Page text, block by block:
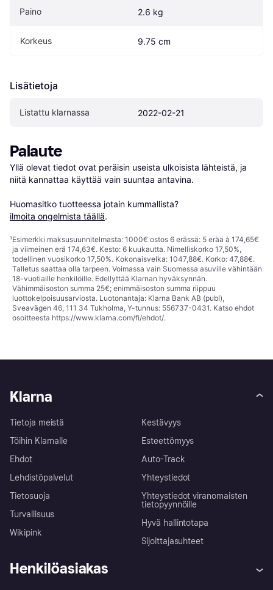
Paino 2.6 kg
Korkeus 9.75 cm
Lisätietoja
Listattu klarnassa 2022-02-21
Palaute
Yllä olevat tiedot ovat peräisin useista ulkoisista lähteistä, ja
niitä kannattaa käyttää vain suuntaa antavina.
Huomasitko tuotteessa jotain kummallista?
ilmoita ongelmista täällä.
¹Esimerkki maksusuunnitelmasta: 1000€ ostos 6 erässä: 5 erää à 174,65€
ja viimeinen erä 174,63€. Kesto: 6 kuukautta. Nimelliskorko 17,50%,
todellinen vuosikorko 17,50%. Kokonaisvelka: 1047,88€. Korko: 47,88€.
Talletus saattaa olla tarpeen. Voimassa vain Suomessa asuville vähintään
18-vuotiaille henkilöille. Edellyttää Klarnan hyväksynnän.
Vähimmäisoston summa 25€; enimmäisoston summa riippuu
luottokelpoisuusarviosta. Luotonantaja: Klarna Bank AB (publ),
Sveavägen 46, 111 34 Tukholma, Y-tunnus: 556737-0431. Katso ehdot
osoitteesta https://www.klarna.com/fi/ehdot/.
Klarna
Tietoja meistä
Töihin Klarnalle
Ehdot
Lehdistöpalvelut
Tietosuoja
Turvallisuus
Wikipink
Kestävyys
Esteettömyys
Auto-Track
Yhteystiedot
Yhteystiedot viranomaisten
tietopyynnöille
Hyvä hallintotapa
Sijoittajasuhteet
Henkilöasiakas